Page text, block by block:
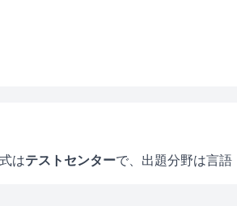
はテストセンターで、 出題分野は言語